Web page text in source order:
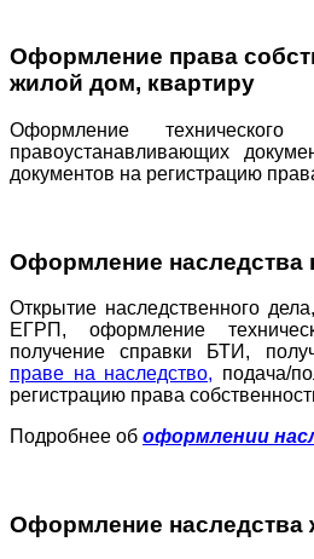
Оформление права
жилой дом, квартиру
Оформление
правоустанавливающих
документов на регистрацию
Оформление наследства
Открытие наследственного
ЕГРП, оформление
получение справки БТИ,
праве на наследство, подача/
регистрацию права
Подробнее об оформлении
Оформление наследства